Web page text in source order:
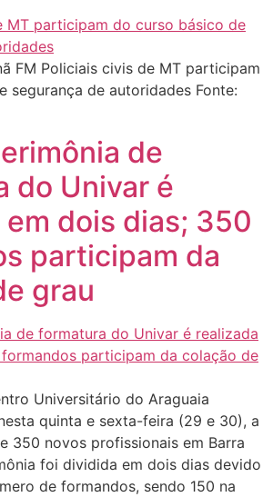
FM Policiais civis de MT participam
segurança de autoridades Fonte:
de
do Univar é
dois dias; 350
participam da
grau
Universitário do Araguaia
quinta e sexta-feira (29 e 30), a
350 novos profissionais em Barra
foi dividida em dois dias devido
de formandos, sendo 150 na